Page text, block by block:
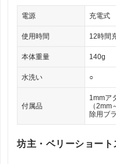
電源 充電式
使用時間 12時間
本体重量 140g
水洗い ○
付属品
1mmア
（
除用ブ
坊主・ベリーショート